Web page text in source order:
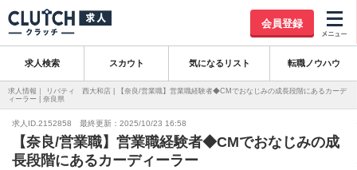
会員登録
求人検索 スカウト 気になるリスト 転職ノウハウ
求人情報｜ リバティ 西大和店 | 【奈良/営業職】営業職経験者◆CMでおなじみの成長段階にあるカーデ
ィーラー | 奈良県
求人ID.2152858 最終更新：2025/10/23 16:58
【奈良/営業職】営業職経験者◆CMでおなじみの成
長段階にあるカーディーラー